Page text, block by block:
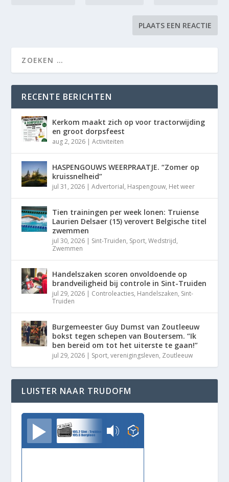
RECENTE BERICHTEN
Kerkom maakt zich op voor tractorwijding
en groot dorpsfeest
aug 2, 2026 |Activiteiten
HASPENGOUWS WEERPRAATJE. “Zomer op
kruissnelheid”
jul 31, 2026 |Advertorial, Haspengouw, Het weer
Tien trainingen per week lonen: Truiense
Laurien Delsaer (15) verovert Belgische titel
zwemmen
jul 30, 2026 | Sint-Truiden, Sport,Wedstrijd,
Zwemmen
Handelszaken scoren onvoldoende op
brandveiligheid bij controle in Sint-Truiden
jul 29, 2026 | Controleacties, Handelszaken, Sint-
Truiden
Burgemeester Guy Dumst van Zoutleeuw
bokst tegen schepen van Boutersem. “Ik
ben bereid om tot het uiterste te gaan!”
jul 29, 2026 | Sport,verenigingsleven, Zoutleeuw
LUISTER NAAR TRUDOFM
TrudoFM